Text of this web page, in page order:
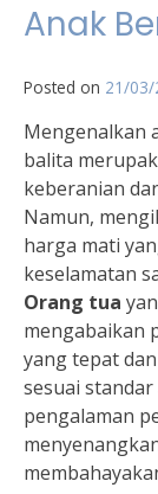
Anak
Posted on 21/03/
Mengenalkan
balita
keberanian
Namun,
harga mati
keselamatan
Orang tua
mengabaikan
yang tepat
sesuai
pengalaman